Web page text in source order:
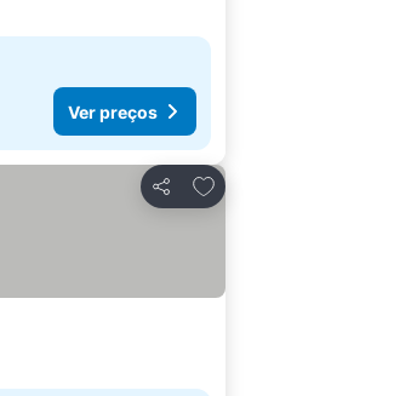
Ver preços
Partilhar
Adicionar aos favoritos